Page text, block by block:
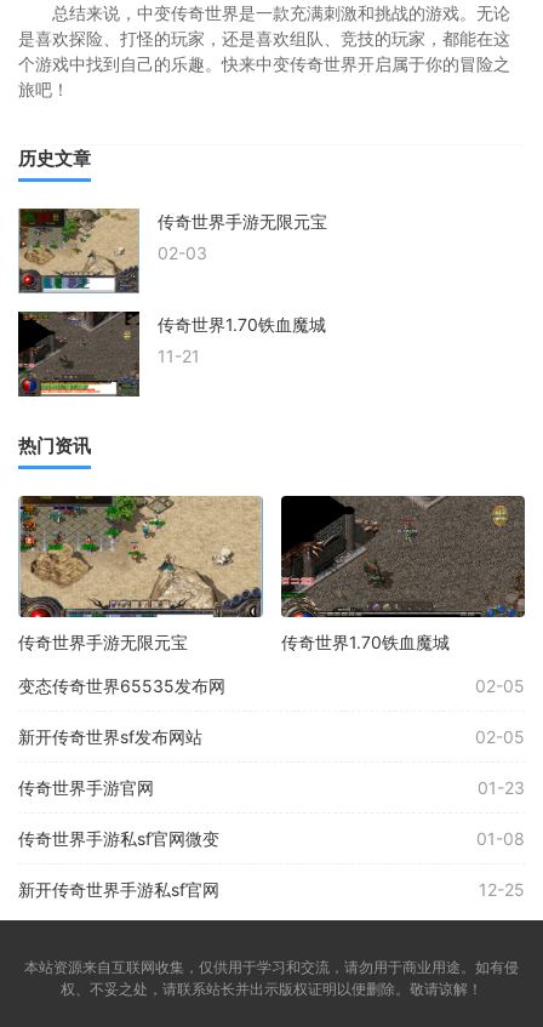
总结来说，中变传奇世界是一款充满刺激和挑战的游戏。无论
是喜欢探险、打怪的玩家，还是喜欢组队、竞技的玩家，都能在这
个游戏中找到自己的乐趣。快来中变传奇世界开启属于你的冒险之
旅吧！
历史文章
传奇世界手游无限元宝
02-03
传奇世界1.70铁血魔城
11-21
热门资讯
传奇世界手游无限元宝 传奇世界1.70铁血魔城
变态传奇世界65535发布网 02-05
新开传奇世界sf发布网站 02-05
传奇世界手游官网 01-23
传奇世界手游私sf官网微变 01-08
新开传奇世界手游私sf官网 12-25
本站资源来自互联网收集，仅供用于学习和交流，请勿用于商业用途。如有侵
权、不妥之处，请联系站长并出示版权证明以便删除。敬请谅解！